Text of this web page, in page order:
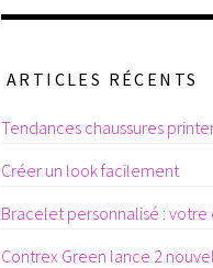
ARTICLES RÉCENTS
Tendances chaussures
Créer un look facilement
Bracelet personnalisé : votre
Contrex Green lance 2